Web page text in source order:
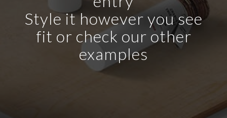
Style it however you see
fit or check our other
examples